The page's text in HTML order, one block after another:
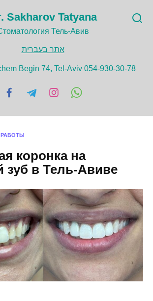
Sakharov Tatyana
Тель-Авив
אתר בעברית
Begin 74, Tel-Aviv 054-930-30-78
коронка на
зуб в Тель-Авиве